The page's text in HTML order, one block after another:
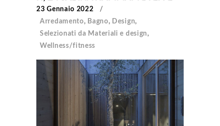
23 Gennaio 2022
Arredamento, Bagno, Design,
Selezionati da Materiali e design,
Wellness/fitness